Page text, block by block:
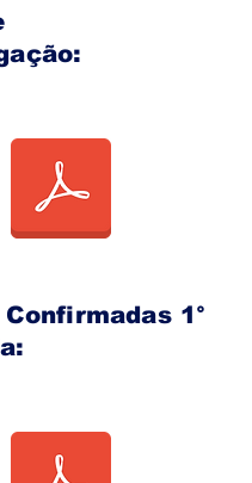
1°